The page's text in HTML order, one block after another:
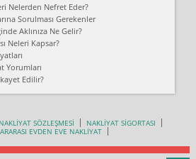
taşıdım yani İstanbul'un bir
yani Ümraniye bölgesinde
evimi Ümraniye'den Çok
naklyat la taşındım bir çok
Nelerden Nefret Eder?
Sorulması Gerekenler
Aklınıza Ne Gelir?
Neleri Kapsar?
Yorumları
Edilir?
NAKLİYAT SÖZLEŞMESİ
NAKLİYAT SİGORTASI
EVDEN EVE NAKLİYAT